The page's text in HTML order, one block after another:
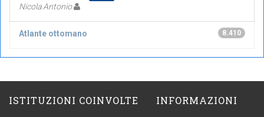
Nicola Antonio
8.410
Atlante ottomano
ISTITUZIONI COINVOLTE INFORMAZIONI